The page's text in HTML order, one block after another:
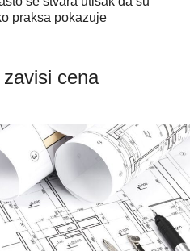
praksa pokazuje
cena